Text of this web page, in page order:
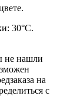
30°С.
не нашли
на
с